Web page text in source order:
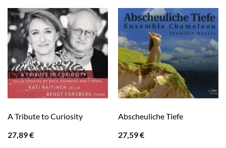
A Tribute to Curiosity
27,89€
Abscheuliche Tiefe
27,59€